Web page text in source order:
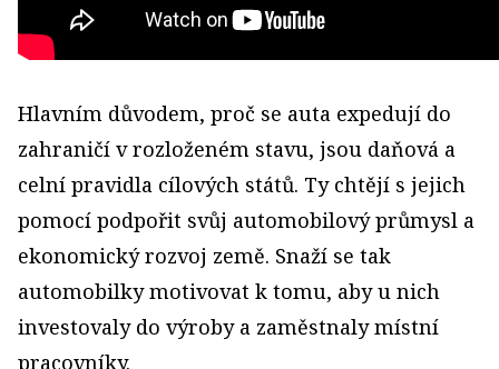
Hlavním důvodem, proč se auta expedují do
zahraničí v rozloženém stavu, jsou daňová a
celní pravidla cílových států. Ty chtějí s jejich
pomocí podpořit svůj automobilový průmysl a
ekonomický rozvoj země. Snaží se tak
automobilky motivovat k tomu, aby u nich
investovaly do výroby a zaměstnaly místní
pracovníky.